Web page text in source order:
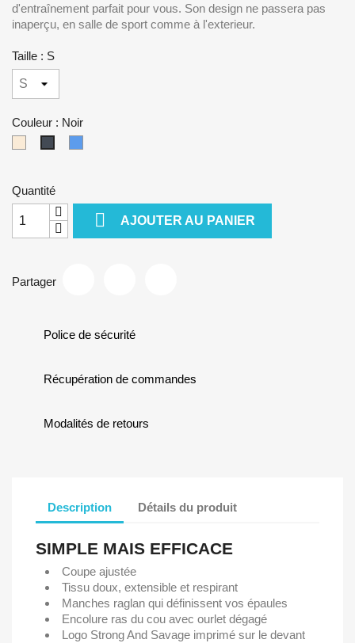
d'entraînement parfait pour vous. Son design ne passera pas
inaperçu, en salle de sport comme à l'exterieur.
Taille : S
Couleur : Noir
Quantité
 AJOUTER AU PANIER
Partager
Police de sécurité
Récupération de commandes
Modalités de retours
Description Détails du produit
SIMPLE MAIS EFFICACE
Coupe ajustée
Tissu doux, extensible et respirant
Manches raglan qui définissent vos épaules
Encolure ras du cou avec ourlet dégagé
Logo Strong And Savage imprimé sur le devant